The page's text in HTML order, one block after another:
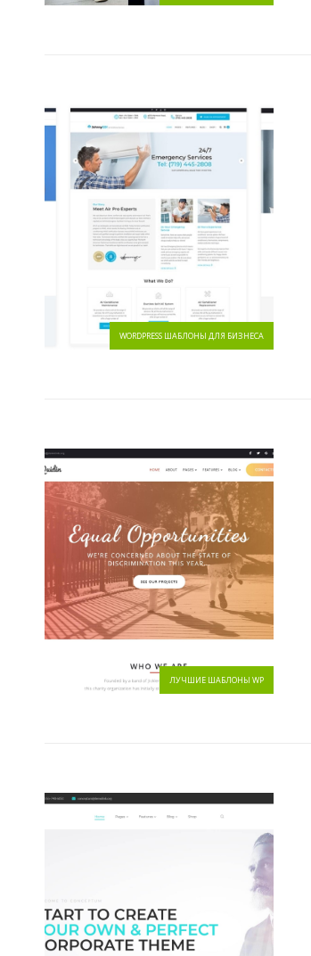
WORDPRESS ШАБЛОНЫ ДЛЯ БИЗНЕСА
ЛУЧШИЕ ШАБЛОНЫ WP